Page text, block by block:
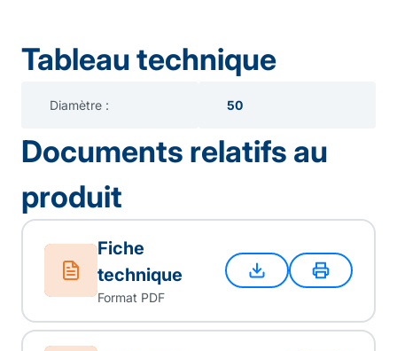
Tableau technique
Diamètre : 50
Documents relatifs au
produit
Fiche
technique
Format PDF